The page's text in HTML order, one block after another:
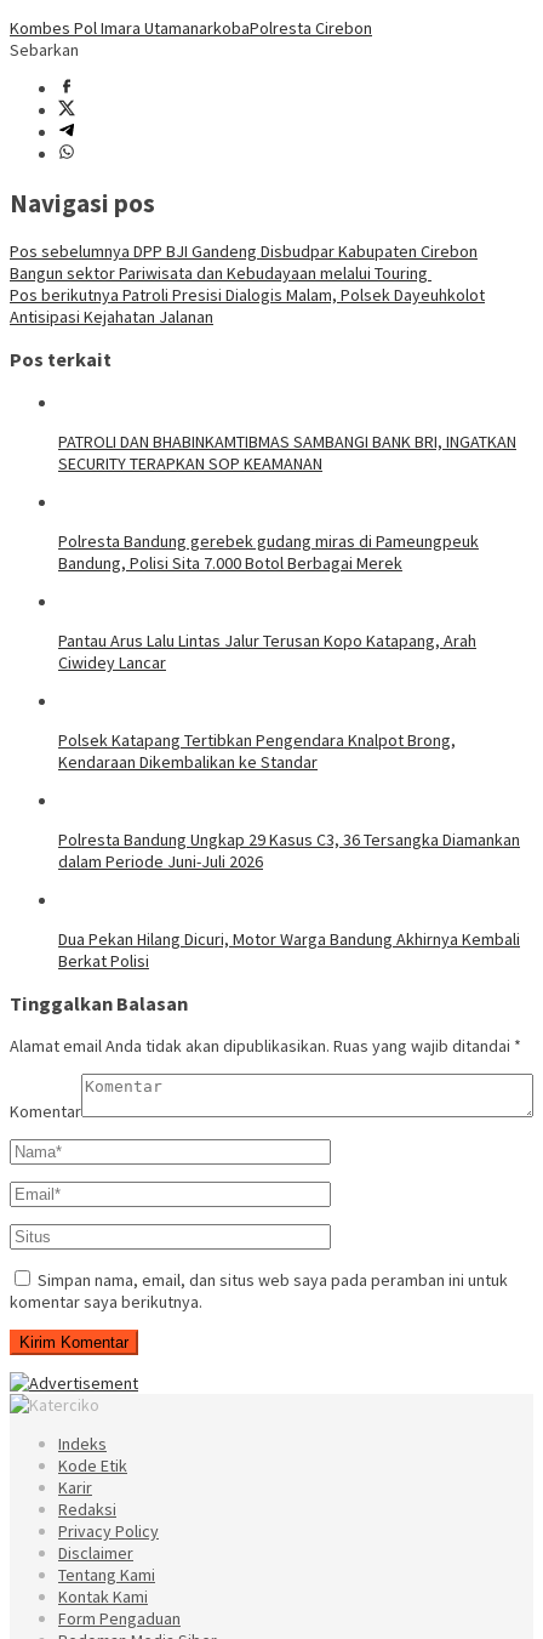
Kombes Pol Imara UtamanarkobaPolresta Cirebon
Sebarkan
Navigasi pos
Pos sebelumnya DPP BJI Gandeng Disbudpar Kabupaten Cirebon
Bangun sektor Pariwisata dan Kebudayaan melalui Touring
Pos berikutnya Patroli Presisi Dialogis Malam, Polsek Dayeuhkolot
Antisipasi Kejahatan Jalanan
Pos terkait
‎PATROLI DAN BHABINKAMTIBMAS SAMBANGI BANK BRI, INGATKAN
SECURITY TERAPKAN SOP KEAMANAN
Polresta Bandung gerebek gudang miras di Pameungpeuk
Bandung, Polisi Sita 7.000 Botol Berbagai Merek
Pantau Arus Lalu Lintas Jalur Terusan Kopo Katapang, Arah
Ciwidey Lancar
Polsek Katapang Tertibkan Pengendara Knalpot Brong,
Kendaraan Dikembalikan ke Standar
Polresta Bandung Ungkap 29 Kasus C3, 36 Tersangka Diamankan
dalam Periode Juni-Juli 2026
Dua Pekan Hilang Dicuri, Motor Warga Bandung Akhirnya Kembali
Berkat Polisi
Tinggalkan Balasan
Alamat email Anda tidak akan dipublikasikan. Ruas yang wajib ditandai *
Komentar
Simpan nama, email, dan situs web saya pada peramban ini untuk
komentar saya berikutnya.
Indeks
Kode Etik
Karir
Redaksi
Privacy Policy
Disclaimer
Tentang Kami
Kontak Kami
Form Pengaduan